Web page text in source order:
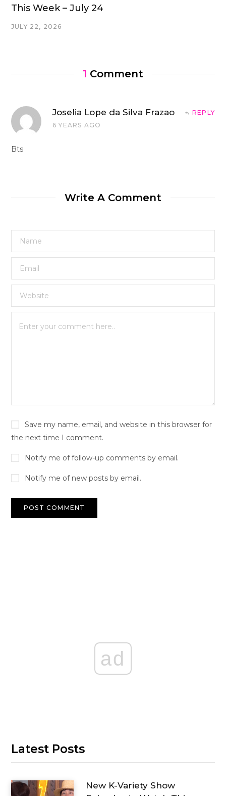
This Week – July 24
JULY 22, 2026
1 Comment
Joselia Lope da Silva Frazao
6 YEARS AGO
REPLY
Bts
Write A Comment
Save my name, email, and website in this browser for
the next time I comment.
Notify me of follow-up comments by email.
Notify me of new posts by email.
ad
Latest Posts
New K-Variety Show